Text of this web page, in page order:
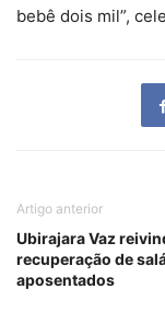
bebê dois mil”,
Artigo anterior
Ubirajara Vaz
recuperação de
aposentados